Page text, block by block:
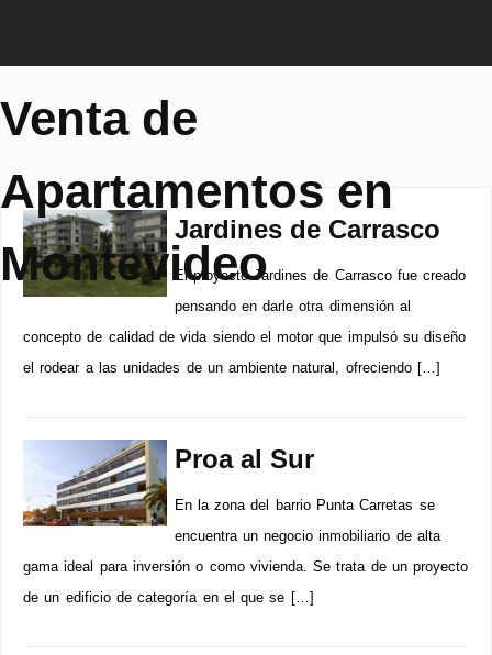
Venta de
Apartamentos en
Montevideo
Jardines de Carrasco
El proyecto Jardines de Carrasco fue creado
pensando en darle otra dimensión al
concepto de calidad de vida siendo el motor que impulsó su diseño
el rodear a las unidades de un ambiente natural, ofreciendo […]
Proa al Sur
En la zona del barrio Punta Carretas se
encuentra un negocio inmobiliario de alta
gama ideal para inversión o como vivienda. Se trata de un proyecto
de un edificio de categoría en el que se […]